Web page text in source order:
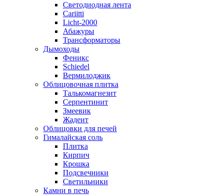
Светодиодная лента
Cariitti
Licht-2000
Абажуры
Трансформаторы
Дымоходы
Феникс
Schiedel
Вермилоджик
Облицовочная плитка
Талькомагнезит
Серпентинит
Змеевик
Жадеит
Облицовки для печей
Гималайская соль
Плитка
Кирпич
Крошка
Подсвечники
Светильники
Камни в печь